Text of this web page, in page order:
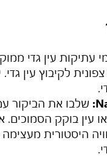
עתיקות עין גדי
לקיבוץ עין גדי.
שלבו את הביקור
היסטורית
.